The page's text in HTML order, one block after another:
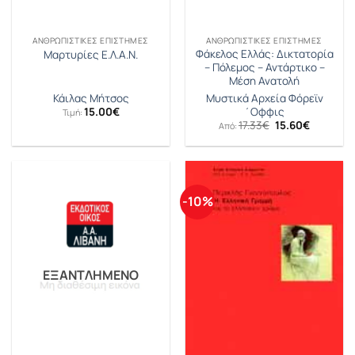
ΑΝΘΡΩΠΙΣΤΙΚΈΣ ΕΠΙΣΤΉΜΕΣ
Μαρτυρίες Ε.Λ.Α.Ν.
Κάιλας Μήτσος
Τιμή: 15.00€
ΑΝΘΡΩΠΙΣΤΙΚΈΣ ΕΠΙΣΤΉΜΕΣ
Φάκελος Ελλάς: Δικτατορία
– Πόλεμος – Αντάρτικο –
Μέση Ανατολή
Μυστικά Αρχεία Φόρεϊν
΄Οφφις
Από: 17.33€ Original
price
was:
15.60€Η
τιμή
15.60€.
ΕΞΑΝΤΛΗΜΈΝΟ
-10%